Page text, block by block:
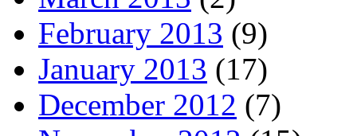
February 2013 (9)
January 2013 (17)
December 2012 (7)